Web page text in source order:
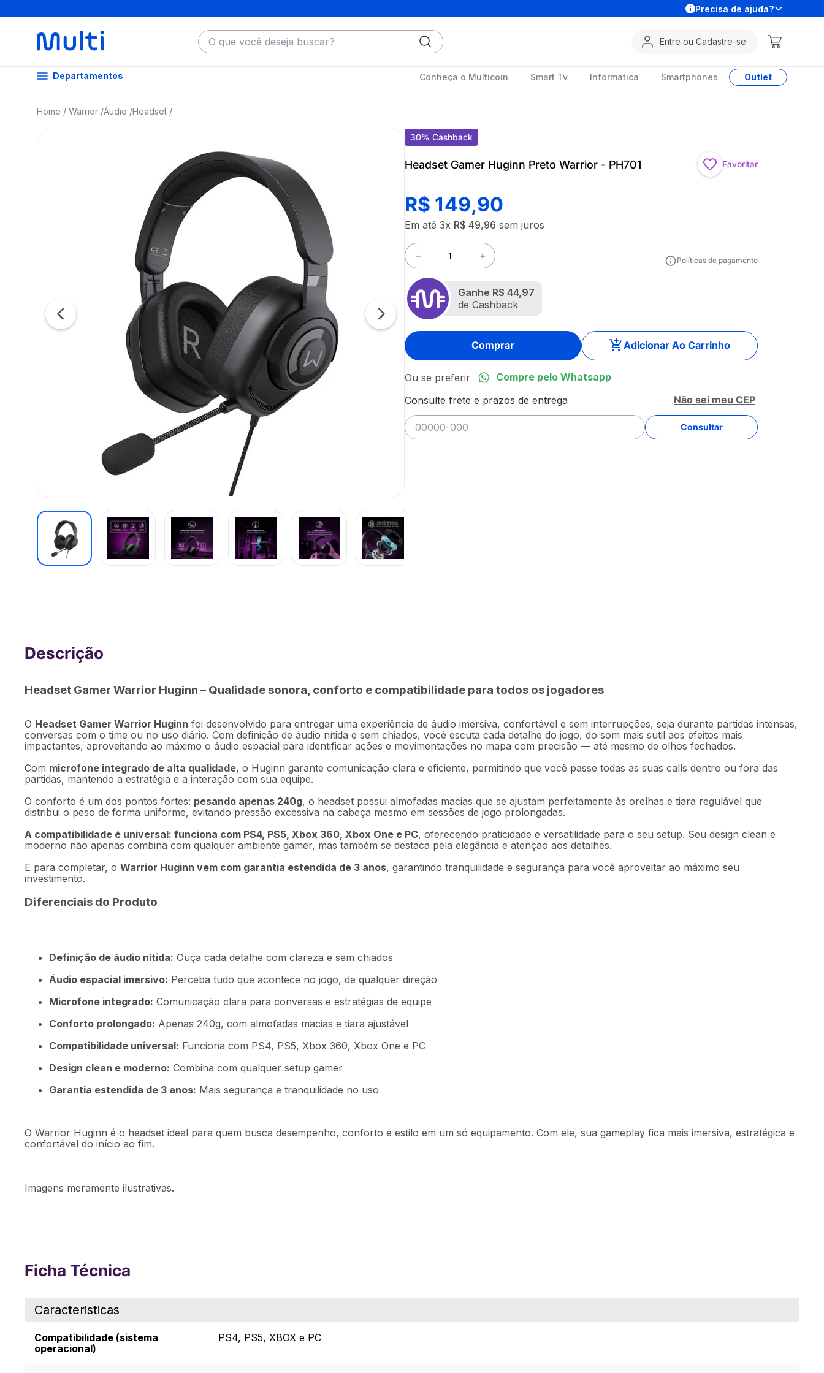
Precisa de ajuda?
O que você deseja buscar?
Entre ou Cadastre-se
Departamentos Conheça o Multicoin Smart Tv Informática Smartphones Outlet
Warrior Áudio Headset
30% Cashback
Headset Gamer Huginn Preto Warrior - PH701 Favoritar
R$ 149,90
Em até 3x R$ 49,96 sem juros
＋
－ Políticas de pagamento
Ganhe R$ 44,97
de Cashback
Comprar Adicionar Ao Carrinho
Compre pelo Whatsapp
Não sei meu CEP
Headset Gamer Huginn Preto Warrior - PH701
Ficha técnica
Headset Gamer Warrior Huginn – Qualidade sonora, conforto e compatibilidade para todos os jogadores
O Headset Gamer Warrior Huginn foi desenvolvido para entregar uma experiência de áudio imersiva, confortável e sem interrupções, seja durante partidas intensas,
conversas com o time ou no uso diário. Com definição de áudio nítida e sem chiados, você escuta cada detalhe do jogo, do som mais sutil aos efeitos mais
impactantes, aproveitando ao máximo o áudio espacial para identificar ações e movimentações no mapa com precisão — até mesmo de olhos fechados.
Com microfone integrado de alta qualidade, o Huginn garante comunicação clara e eficiente, permitindo que você passe todas as suas calls dentro ou fora das
partidas, mantendo a estratégia e a interação com sua equipe.
O conforto é um dos pontos fortes: pesando apenas 240g, o headset possui almofadas macias que se ajustam perfeitamente às orelhas e tiara regulável que
distribui o peso de forma uniforme, evitando pressão excessiva na cabeça mesmo em sessões de jogo prolongadas.
A compatibilidade é universal: funciona com PS4, PS5, Xbox 360, Xbox One e PC, oferecendo praticidade e versatilidade para o seu setup. Seu design clean e
moderno não apenas combina com qualquer ambiente gamer, mas também se destaca pela elegância e atenção aos detalhes.
E para completar, o Warrior Huginn vem com garantia estendida de 3 anos, garantindo tranquilidade e segurança para você aproveitar ao máximo seu
investimento.
Diferenciais do Produto
Definição de áudio nítida: Ouça cada detalhe com clareza e sem chiados
Áudio espacial imersivo: Perceba tudo que acontece no jogo, de qualquer direção
Microfone integrado: Comunicação clara para conversas e estratégias de equipe
Conforto prolongado: Apenas 240g, com almofadas macias e tiara ajustável
Compatibilidade universal: Funciona com PS4, PS5, Xbox 360, Xbox One e PC
Design clean e moderno: Combina com qualquer setup gamer
Garantia estendida de 3 anos: Mais segurança e tranquilidade no uso
O Warrior Huginn é o headset ideal para quem busca desempenho, conforto e estilo em um só equipamento. Com ele, sua gameplay fica mais imersiva, estratégica e
confortável do início ao fim.
Imagens meramente ilustrativas.
Ficha Técnica
Caracteristicas
Compatibilidade (sistema
operacional)
PS4, PS5, XBOX e PC